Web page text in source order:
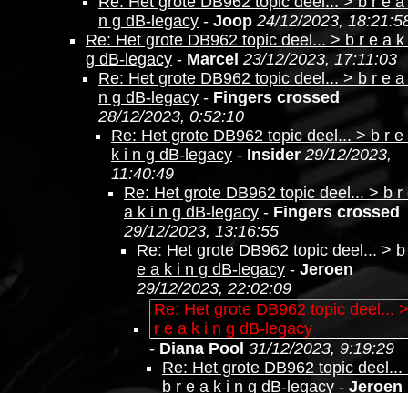
n g dB-legacy - Joop 24/12/2023,
Re: Het grote DB962 topic deel... > b r e a k
g dB-legacy - Marcel 23/12/2023, 17:11:03
Re: Het grote DB962 topic deel... > b r e a
n g dB-legacy - Fingers crossed
28/12/2023, 0:52:10
Re: Het grote DB962 topic deel... > b r e
k i n g dB-legacy - Insider 29/12/2023,
11:40:49
Re: Het grote DB962 topic deel... > b r
a k i n g dB-legacy - Fingers crossed
29/12/2023, 13:16:55
Re: Het grote DB962 topic deel... >
e a k i n g dB-legacy - Jeroen
29/12/2023, 22:02:09
Re: Het grote DB962 topic deel...
r e a k i n g dB-legacy
- Diana Pool 31/12/2023, 9:19:29
Re: Het grote DB962 topic deel...
b r e a k i n g dB-legacy - Jeroen